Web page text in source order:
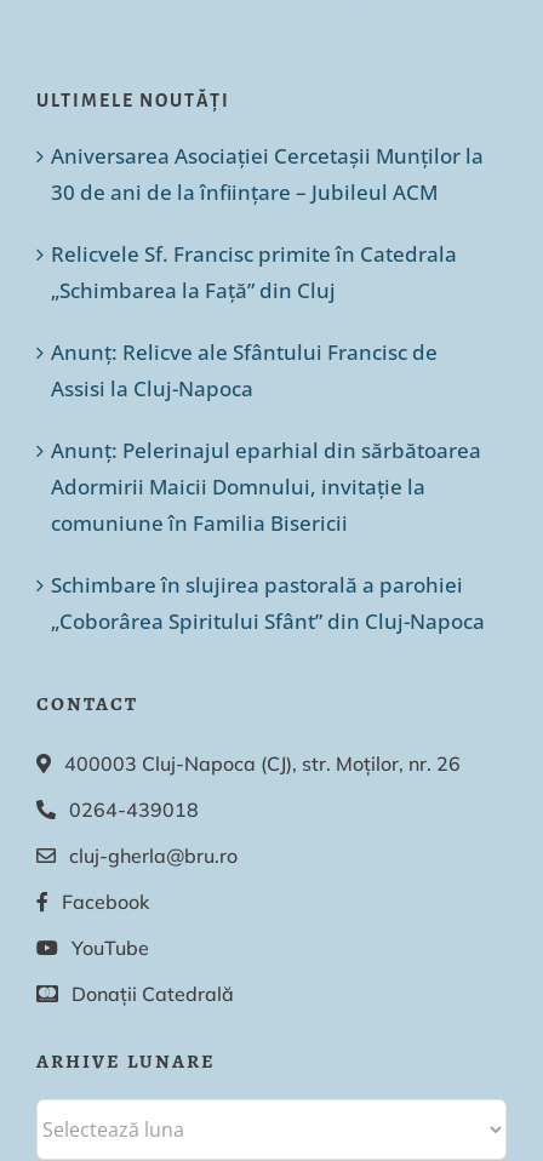
ULTIMELE NOUTĂȚI
Aniversarea Asociației Cercetașii Munților la
30 de ani de la înființare – Jubileul ACM
Relicvele Sf. Francisc primite în Catedrala
„Schimbarea la Față” din Cluj
Anunț: Relicve ale Sfântului Francisc de
Assisi la Cluj-Napoca
Anunț: Pelerinajul eparhial din sărbătoarea
Adormirii Maicii Domnului, invitație la
comuniune în Familia Bisericii
Schimbare în slujirea pastorală a parohiei
„Coborârea Spiritului Sfânt” din Cluj-Napoca
CONTACT
400003 Cluj-Napoca (CJ), str. Moților, nr. 26
0264-439018
cluj-gherla@bru.ro
Facebook
YouTube
Donații Catedrală
ARHIVE LUNARE